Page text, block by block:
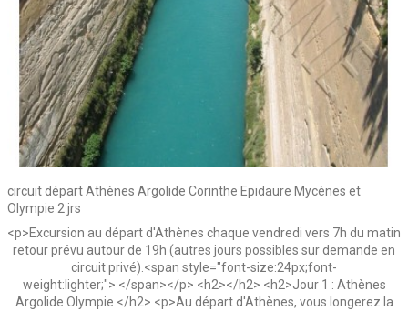
circuit départ Athènes Argolide Corinthe Epidaure Mycènes et
Olympie 2 jrs
<p>Excursion au départ d'Athènes chaque vendredi vers 7h du matin
retour prévu autour de 19h (autres jours possibles sur demande en
circuit privé).<span style="font-size:24px;font-
weight:lighter;"> </span></p> <h2></h2> <h2>Jour 1 : Athènes
Argolide Olympie </h2> <p>Au départ d'Athènes, vous longerez la